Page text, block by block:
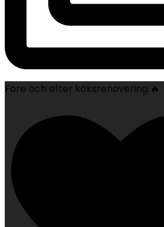
Före och efter köksrenovering 🔥